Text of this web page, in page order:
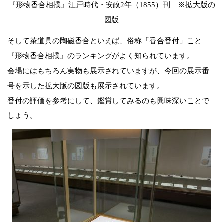
『形物香合相撲』江戸時代・安政2年（1855）刊 ※拡大版の
図版
そして茶道具の陶磁香合といえば、俗称「香合番付」こと
『形物香合相撲』のランキングがよく知られています。
会場にはもちろん実物も展示されていますが、今回の展示番
号を示した拡大版の図版も展示されています。
番付の評価を参考にして、鑑賞してみるのも興味深いことで
しょう。